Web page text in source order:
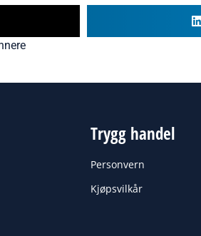
Trygg handel
Personvern
Kjøpsvilkår